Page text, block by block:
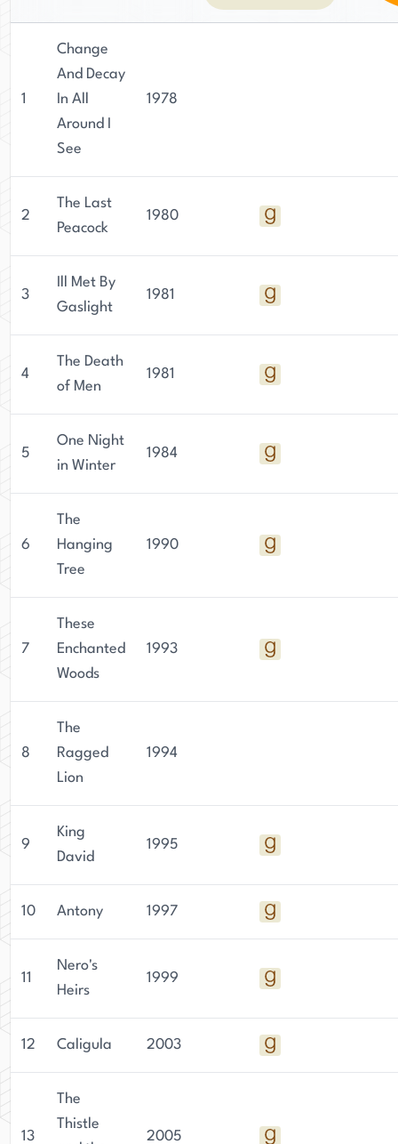
1
Change
And Decay
In All
Around I
See
1978
2
The Last
Peacock
1980
3
Ill Met By
Gaslight
1981
4
The Death
of Men
1981
5
One Night
in Winter
1984
6
The
Hanging
Tree
1990
7
These
Enchanted
Woods
1993
8
The
Ragged
Lion
1994
9
King
David
1995
10 Antony 1997
11
Nero's
Heirs
1999
12 Caligula 2003
13
The
Thistle
2005